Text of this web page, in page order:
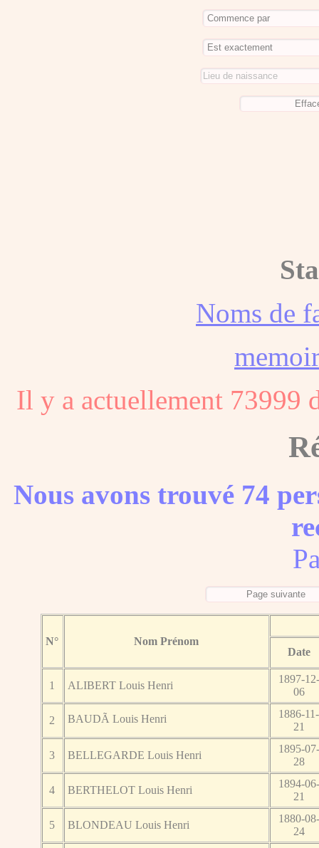
Noms de
Il y a actuellement 73999
Nous avons trouvé 74
N°
Nom Prénom
Date
1 ALIBERT Louis Henri
1897-12-
06
2 BAUDÃ Louis Henri
1886-11-
21
3 BELLEGARDE Louis Henri
1895-07-
28
4 BERTHELOT Louis Henri
1894-06-
21
5 BLONDEAU Louis Henri
1880-08-
24